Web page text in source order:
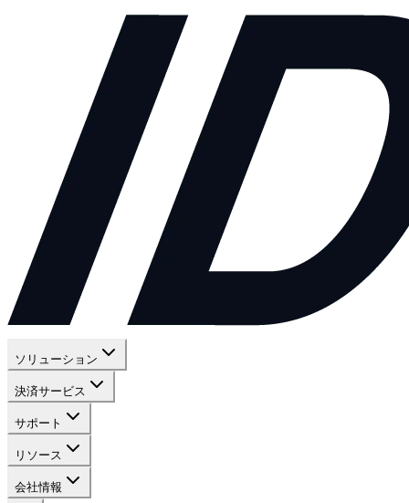
ソリューション
決済サービス
サポート
リソース
会社情報